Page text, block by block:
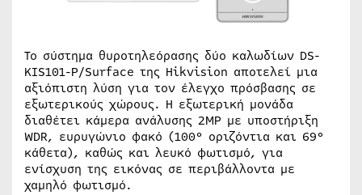
Το σύστημα θυροτηλεόρασης δύο καλωδίων DS-
KIS101-P/Surface της Hikvision αποτελεί μια
αξιόπιστη λύση για τον έλεγχο πρόσβασης σε
εξωτερικούς χώρους. Η εξωτερική μονάδα
διαθέτει κάμερα ανάλυσης 2MP με υποστήριξη
WDR, ευρυγώνιο φακό (100° οριζόντια και 69°
κάθετα), καθώς και λευκό φωτισμό, για
ενίσχυση της εικόνας σε περιβάλλοντα με
χαμηλό φωτισμό.